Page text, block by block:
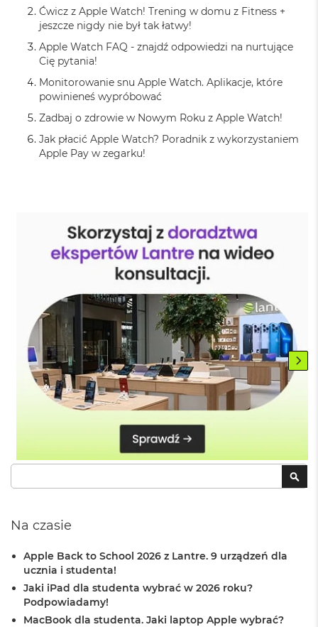
o
ś
c
i
d
s
k
M
a
o
G
B
M
a
c
B
o
o
o
B
a
c
B
o
Ćwicz z Apple Watch! Trening w domu z Fitness +
jeszcze nigdy nie był tak łatwy!
Apple Watch FAQ - znajdź odpowiedzi na nurtujące
Cię pytania!
Monitorowanie snu Apple Watch. Aplikacje, które
powinieneś wypróbować
Zadbaj o zdrowie w Nowym Roku z Apple Watch!
Jak płacić Apple Watch? Poradnik z wykorzystaniem
Apple Pay w zegarku!
Szukaj
Na czasie
Apple Back to School 2026 z Lantre. 9 urządzeń dla
ucznia i studenta!
Jaki iPad dla studenta wybrać w 2026 roku?
Podpowiadamy!
MacBook dla studenta. Jaki laptop Apple wybrać?